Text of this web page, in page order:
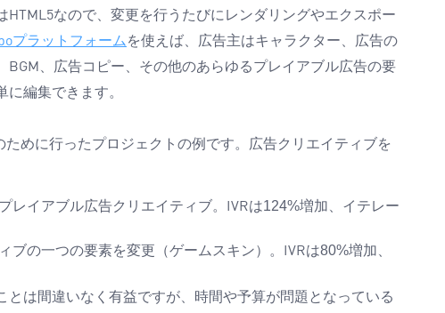
HTML5なので、変更を行うたびにレンダリングやエクスポー
プラットフォームを使えば、広告主はキャラクター、広告の
BGM、広告コピー、その他のあらゆるプレイアブル広告の要
編集できます。
ために行ったプロジェクトの例です。広告クリエイティブを
レイアブル広告クリエイティブ。 IVRは124%増加、イテレー
ブの一つの要素を変更（ゲームスキン）。 IVRは80%増加、
とは間違いなく有益ですが、時間や予算が問題となっている